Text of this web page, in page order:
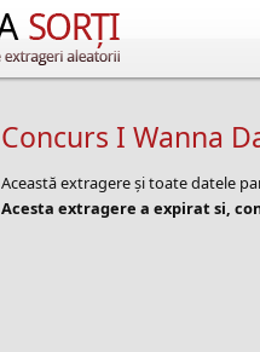
Concurs I Wanna
Această extragere și toate datele
Acesta extragere a expirat si,